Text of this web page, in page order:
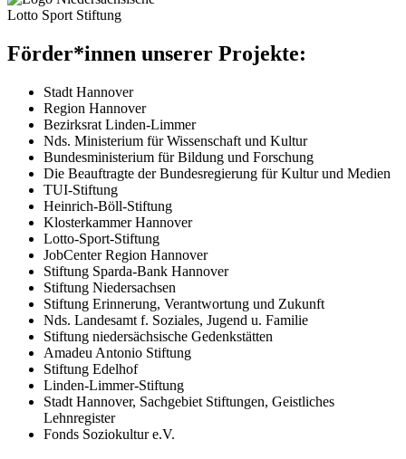
Förder*innen unserer Projekte:
Stadt Hannover
Region Hannover
Bezirksrat Linden-Limmer
Nds. Ministerium für Wissenschaft und Kultur
Bundesministerium für Bildung und Forschung
Die Beauftragte der Bundesregierung für Kultur und Medien
TUI-Stiftung
Heinrich-Böll-Stiftung
Klosterkammer Hannover
Lotto-Sport-Stiftung
JobCenter Region Hannover
Stiftung Sparda-Bank Hannover
Stiftung Niedersachsen
Stiftung Erinnerung, Verantwortung und Zukunft
Nds. Landesamt f. Soziales, Jugend u. Familie
Stiftung niedersächsische Gedenkstätten
Amadeu Antonio Stiftung
Stiftung Edelhof
Linden-Limmer-Stiftung
Stadt Hannover, Sachgebiet Stiftungen, Geistliches
Lehnregister
Fonds Soziokultur e.V.